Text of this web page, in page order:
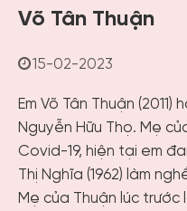
Võ Tân Thuận
15-02-2023
Em Võ Tân Thuận
Nguyễn Hữu Thọ. Mẹ
Covid-19, hiện tại em
Thị Nghĩa (1962) làm
Mẹ của Thuận lúc